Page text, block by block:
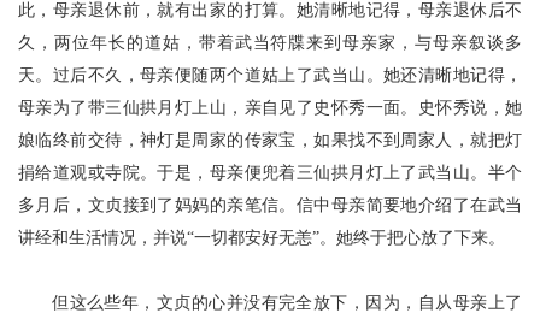
此，母亲退休前，就有出家的打算。她清晰地记得，母亲退休后不
久，两位年长的道姑，带着武当符牒来到母亲家，与母亲叙谈多
天。过后不久，母亲便随两个道姑上了武当山。她还清晰地记得，
母亲为了带三仙拱月灯上山，亲自见了史怀秀一面。史怀秀说，她
娘临终前交待，神灯是周家的传家宝，如果找不到周家人，就把灯
捐给道观或寺院。于是，母亲便兜着三仙拱月灯上了武当山。半个
多月后，文贞接到了妈妈的亲笔信。信中母亲简要地介绍了在武当
讲经和生活情况，并说“一切都安好无恙”。她终于把心放了下来。
但这么些年，文贞的心并没有完全放下，因为，自从母亲上了